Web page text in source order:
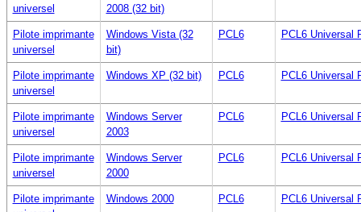
universel
2008 (32 bit)
Pilote imprimante
universel
Windows Vista (32
bit)
PCL6 PCL6 Universal
Pilote imprimante
universel
Windows XP (32 bit) PCL6 PCL6 Universal
Pilote imprimante
universel
Windows Server
2003
PCL6 PCL6 Universal
Pilote imprimante
universel
Windows Server
2000
PCL6 PCL6 Universal
Pilote imprimante
Windows 2000 PCL6 PCL6 Universal